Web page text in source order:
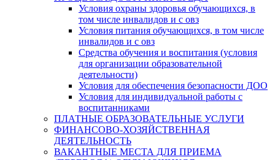
Условия охраны здоровья обучающихся, в
том числе инвалидов и с овз
Условия питания обучающихся, в том числе
инвалидов и с овз
Средства обучения и воспитания (условия
для организации образовательной
деятельности)
Условия для обеспечения безопасности ДОО
Условия для индивидуальной работы с
воспитанниками
ПЛАТНЫЕ ОБРАЗОВАТЕЛЬНЫЕ УСЛУГИ
ФИНАНСОВО-ХОЗЯЙСТВЕННАЯ
ДЕЯТЕЛЬНОСТЬ
ВАКАНТНЫЕ МЕСТА ДЛЯ ПРИЕМА